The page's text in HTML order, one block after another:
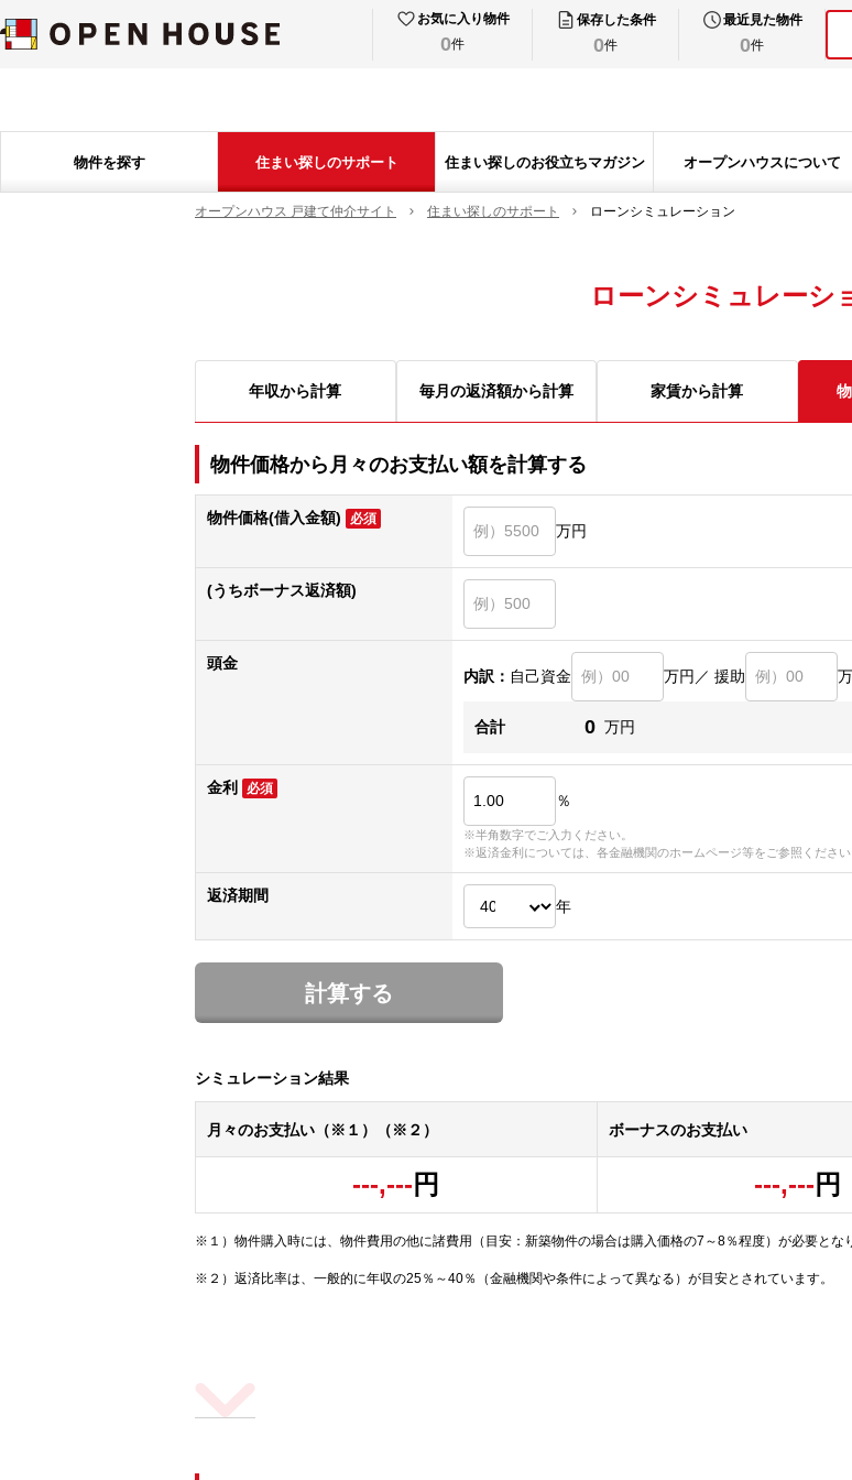
お気に入り物件
0件
保存した条件
0件
最近見た物件
0件
物件を探す 住まい探しのサポート 住まい探しのお役立ちマガジン オープンハウスについて
オープンハウス 戸建て仲介サイト 住まい探しのサポート ローンシミュレーション
ローンシミュレーシ
年収から計算 毎月の返済額から計算 家賃から計算
物件価格から月々のお支払い額を計算する
物件価格(借入金額) 必須
万円
(うちボーナス返済額)
頭金
内訳： 自己資金 万円／ 援助
合計 0 万円
金利 必須
％
※半角数字でご入力ください。
※返済金利については、各金融機関のホームページ等をご参照ください
返済期間
年
計算する
シミュレーション結果
月々のお支払い（※１）（※２）
---,--- 円
ボーナスのお支払い
---,--- 円
※１）物件購入時には、物件費用の他に諸費用（目安：新築物件の場合は購入価格の7～8％程度）が必要とな
※２）返済比率は、一般的に年収の25％～40％（金融機関や条件によって異なる）が目安とされています。